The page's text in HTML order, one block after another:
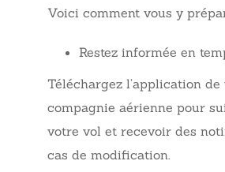
Voici comment vous y
Restez informée en
Téléchargez l’application de
compagnie aérienne pour
votre vol et recevoir des
cas de modification.